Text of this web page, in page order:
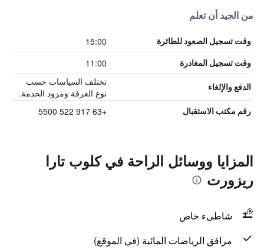
من الجيد أن تعلم
وقت تسجيل الصعود للطائرة 15:00
وقت تسجيل المغادرة 11:00
الدفع والإلغاء
تختلف السياسات حسب
نوع الغرفة ومزود الخدمة.
رقم مكتب الاستقبال +63 917 522 5500
المزايا ووسائل الراحة في كلوب تارا
ريزورت
شاطىء خاص
مرافق الرياضات المائية (في الموقع)